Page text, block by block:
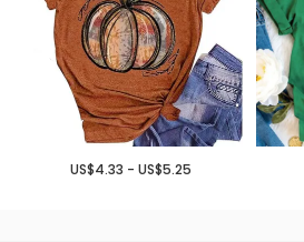
US$4.33 - US$5.25